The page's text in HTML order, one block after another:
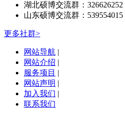
湖北硕博交流群：326626252
山东硕博交流群：539554015
更多社群>
网站导航 |
网站介绍 |
服务项目 |
网站声明 |
加入我们 |
联系我们